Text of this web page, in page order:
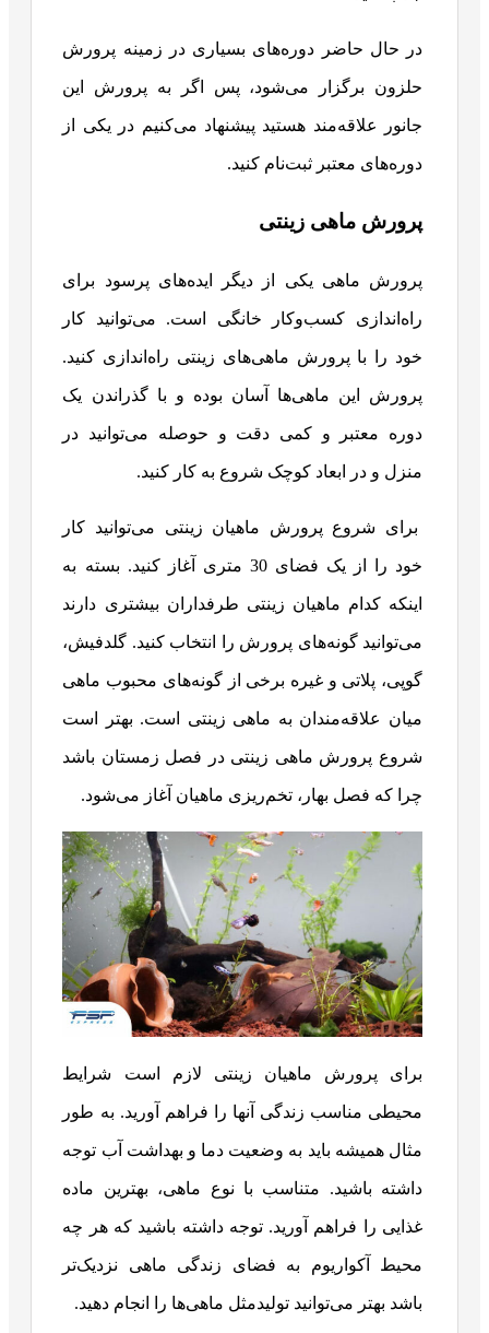
در حال حاضر دوره‌های بسیاری در زمینه پرورش
حلزون برگزار می‌شود، پس اگر به پرورش این
جانور علاقه‌مند هستید پیشنهاد می‌کنیم در یکی از
دوره‌های معتبر ثبت‌نام کنید.
پرورش ماهی‌ زینتی
پرورش ماهی یکی از دیگر ایده‌های پرسود برای
راه‌اندازی کسب‌وکار خانگی است. می‌توانید کار
خود را با پرورش ماهی‌های زینتی راه‌اندازی کنید.
پرورش این ماهی‌ها آسان بوده و با گذراندن یک
دوره معتبر و کمی دقت و حوصله می‌توانید در
منزل و در ابعاد کوچک شروع به کار کنید.
برای شروع پرورش ماهیان زینتی می‌توانید کار
خود را از یک فضای 30 متری آغاز کنید. بسته به
اینکه کدام ماهیان زینتی طرفداران بیشتری دارند
می‌توانید گونه‌های پرورش را انتخاب کنید. گلدفیش،
گوپی، پلاتی و غیره برخی از گونه‌های محبوب ماهی
میان علاقه‌مندان به ماهی زینتی است. بهتر است
شروع پرورش ماهی زینتی در فصل زمستان باشد
چرا که فصل بهار، تخم‌ریزی ماهیان آغاز می‌شود.
برای پرورش ماهیان زینتی لازم است شرایط
محیطی مناسب زندگی آنها را فراهم آورید. به طور
مثال همیشه باید به وضعیت دما و بهداشت آب توجه
داشته باشید. متناسب با نوع ماهی، بهترین ماده
غذایی را فراهم آورید. توجه داشته باشید که هر چه
محیط آکواریوم به فضای زندگی ماهی نزدیک‌تر
باشد بهتر می‌توانید تولیدمثل ماهی‌ها را انجام دهید.